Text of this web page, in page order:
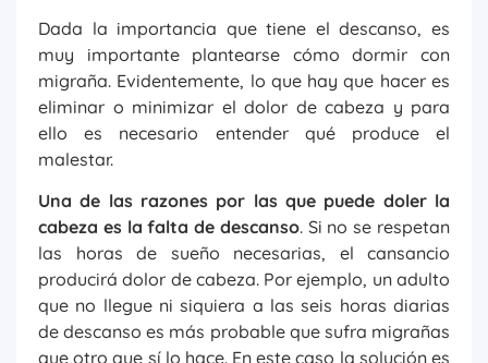
Dada la importancia que tiene el descanso, es
muy importante plantearse cómo dormir con
migraña. Evidentemente, lo que hay que hacer es
eliminar o minimizar el dolor de cabeza y para
ello es necesario entender qué produce el
malestar.
Una de las razones por las que puede doler la
cabeza es la falta de descanso. Si no se respetan
las horas de sueño necesarias, el cansancio
producirá dolor de cabeza. Por ejemplo, un adulto
que no llegue ni siquiera a las seis horas diarias
de descanso es más probable que sufra migrañas
que otro que sí lo hace. En este caso la solución es